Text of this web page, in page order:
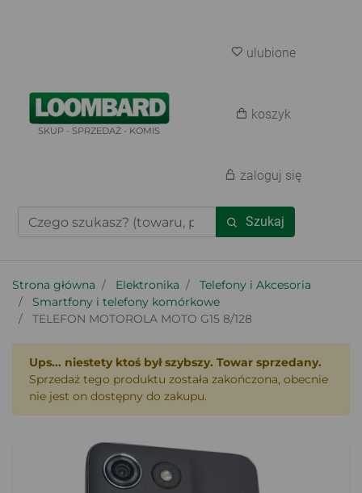
SKUP - SPRZEDAŻ - KOMIS
Szukaj
ulubione
koszyk
zaloguj się
Strona główna Elektronika
Telefony i Akcesoria
Smartfony i telefony komórkowe
TELEFON MOTOROLA MOTO G15 8/128
Ups... niestety ktoś był szybszy. Towar sprzedany.
Sprzedaż tego produktu została zakończona, obecnie
nie jest on dostępny do zakupu.